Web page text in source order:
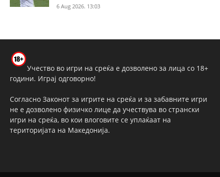
6 Aug 2026. 13:03
Учество во игри на среќа е дозволено за лица со 18+
години. Играј одговорно!
Согласно Законот за игрите на среќа и за забавните игри
не е дозволено физичко лице да учествува во странски
игри на среќа, во кои влоговите се уплаќаат на
територијата на Македонија.